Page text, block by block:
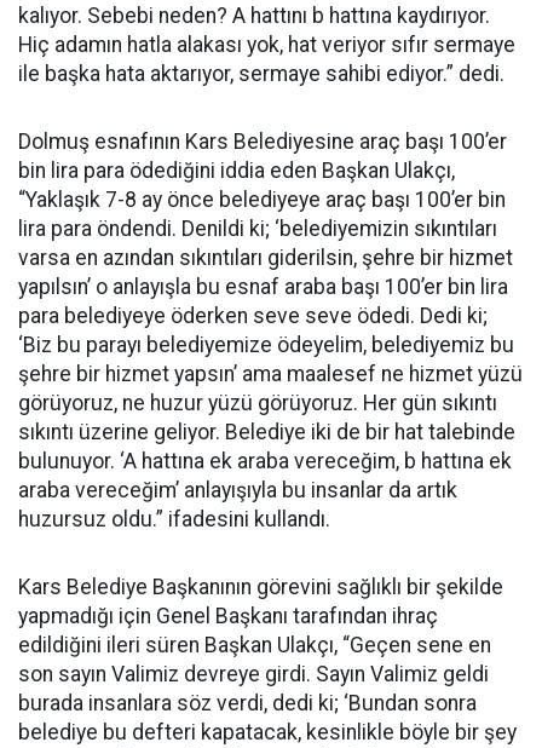
kalıyor. Sebebi neden? A hattını b hattına kaydırıyor.
Hiç adamın hatla alakası yok, hat veriyor sıfır sermaye
ile başka hata aktarıyor, sermaye sahibi ediyor.” dedi.
Dolmuş esnafının Kars Belediyesine araç başı 100’er
bin lira para ödediğini iddia eden Başkan Ulakçı,
“Yaklaşık 7-8 ay önce belediyeye araç başı 100’er bin
lira para öndendi. Denildi ki; ‘belediyemizin sıkıntıları
varsa en azından sıkıntıları giderilsin, şehre bir hizmet
yapılsın’ o anlayışla bu esnaf araba başı 100’er bin lira
para belediyeye öderken seve seve ödedi. Dedi ki;
‘Biz bu parayı belediyemize ödeyelim, belediyemiz bu
şehre bir hizmet yapsın’ ama maalesef ne hizmet yüzü
görüyoruz, ne huzur yüzü görüyoruz. Her gün sıkıntı
sıkıntı üzerine geliyor. Belediye iki de bir hat talebinde
bulunuyor. ‘A hattına ek araba vereceğim, b hattına ek
araba vereceğim’ anlayışıyla bu insanlar da artık
huzursuz oldu.” ifadesini kullandı.
Kars Belediye Başkanının görevini sağlıklı bir şekilde
yapmadığı için Genel Başkanı tarafından ihraç
edildiğini ileri süren Başkan Ulakçı, “Geçen sene en
son sayın Valimiz devreye girdi. Sayın Valimiz geldi
burada insanlara söz verdi, dedi ki; ‘Bundan sonra
belediye bu defteri kapatacak, kesinlikle böyle bir şey